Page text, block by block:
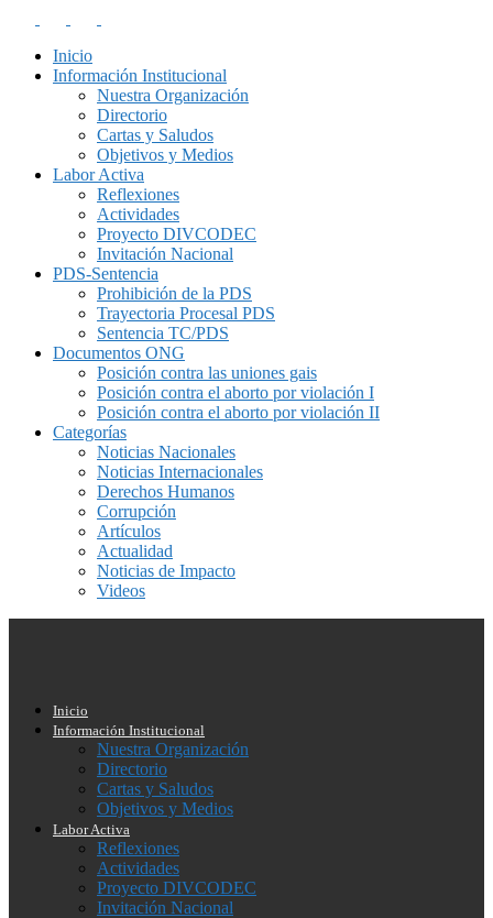
Inicio
Información Institucional
Nuestra Organización
Directorio
Cartas y Saludos
Objetivos y Medios
Labor Activa
Reflexiones
Actividades
Proyecto DIVCODEC
Invitación Nacional
PDS-Sentencia
Prohibición de la PDS
Trayectoria Procesal PDS
Sentencia TC/PDS
Documentos ONG
Posición contra las uniones gais
Posición contra el aborto por violación I
Posición contra el aborto por violación II
Categorías
Noticias Nacionales
Noticias Internacionales
Derechos Humanos
Corrupción
Artículos
Actualidad
Noticias de Impacto
Videos
Inicio
Información Institucional
Nuestra Organización
Directorio
Cartas y Saludos
Objetivos y Medios
Labor Activa
Reflexiones
Actividades
Proyecto DIVCODEC
Invitación Nacional